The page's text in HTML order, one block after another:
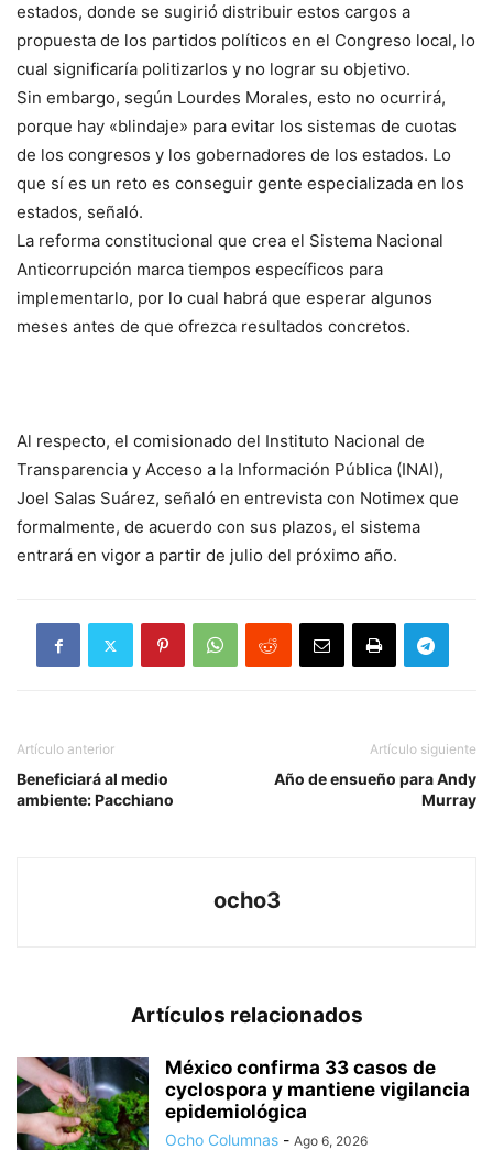
estados, donde se sugirió distribuir estos cargos a
propuesta de los partidos políticos en el Congreso local, lo
cual significaría politizarlos y no lograr su objetivo.
Sin embargo, según Lourdes Morales, esto no ocurrirá,
porque hay «blindaje» para evitar los sistemas de cuotas
de los congresos y los gobernadores de los estados. Lo
que sí es un reto es conseguir gente especializada en los
estados, señaló.
La reforma constitucional que crea el Sistema Nacional
Anticorrupción marca tiempos específicos para
implementarlo, por lo cual habrá que esperar algunos
meses antes de que ofrezca resultados concretos.
Al respecto, el comisionado del Instituto Nacional de
Transparencia y Acceso a la Información Pública (INAI),
Joel Salas Suárez, señaló en entrevista con Notimex que
formalmente, de acuerdo con sus plazos, el sistema
entrará en vigor a partir de julio del próximo año.
Artículo anterior
Beneficiará al medio
ambiente: Pacchiano
Artículo siguiente
Año de ensueño para Andy
Murray
ocho3
Artículos relacionados
México confirma 33 casos de
cyclospora y mantiene vigilancia
epidemiológica
Ocho Columnas - Ago 6, 2026